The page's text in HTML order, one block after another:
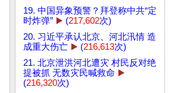
19. 中国异象预警？拜登称中共“定
时炸弹” ▶️ (217,602次)
20. 习近平承认北京、河北汛情 造
成重大伤亡 ▶️ (216,613次)
21. 北京泄洪河北遭灾 村民反对绝
提被抓 无数灾民喊救命 ▶️
(216,320次)